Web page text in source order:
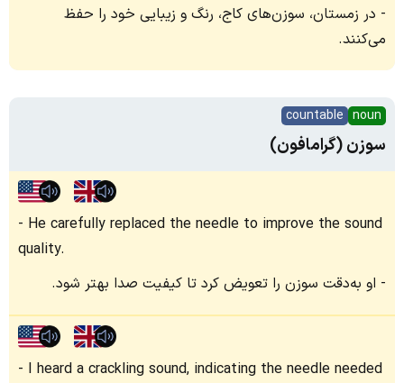
در زمستان، سوزن‌های کاج، رنگ و زیبایی خود را حفظ
می‌کنند.
noun
countable
سوزن (گرامافون)
He carefully replaced the needle to improve the sound
quality.
او به‌دقت سوزن را تعویض کرد تا کیفیت صدا بهتر شود.
I heard a crackling sound, indicating the needle needed